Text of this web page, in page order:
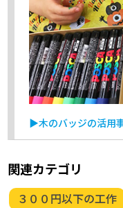
▶木のバッジの活用
関連カテゴリ
３００円以下の工作